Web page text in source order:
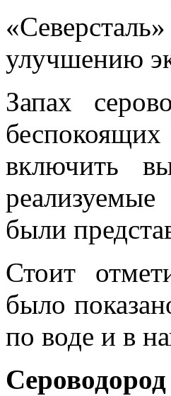
улучшению
Запах
включить
были
Стоит
было
по воде и в
Сероводород